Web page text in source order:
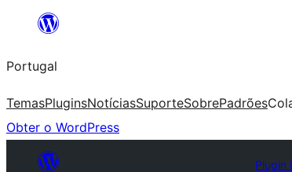
Saltar
o
conteúdo
Portugal
TemasPluginsNotíciasSuporteSobrePadrões
Obter o WordPress
Plugin